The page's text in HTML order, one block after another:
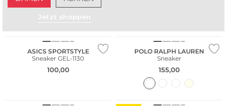
Jetzt shoppen
ASICS SPORTSTYLE
Sneaker GEL-1130
100,00
POLO RALPH LAUREN
Sneaker
155,00